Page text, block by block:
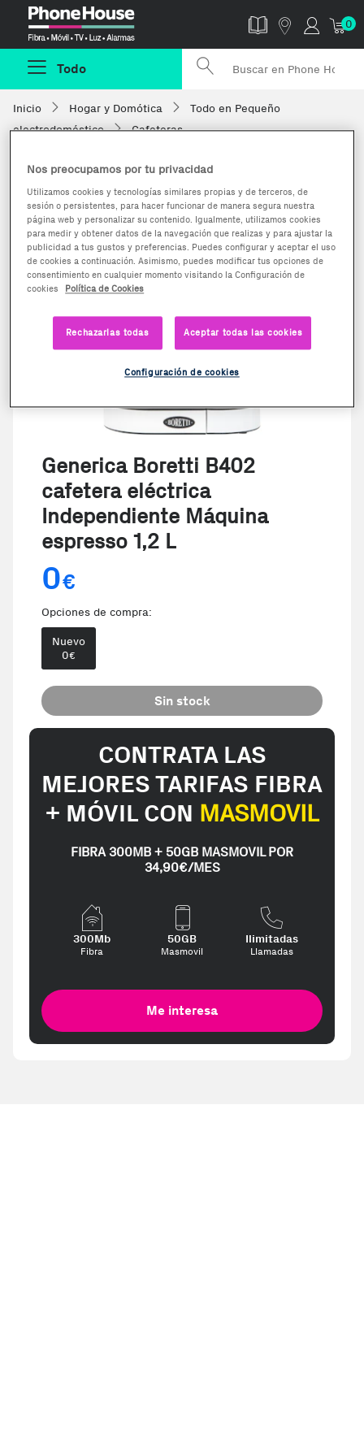
0
Todo
Inicio Hogar y Domótica
Todo en Pequeño
electrodoméstico
Cafeteras
Generica Boretti B402
cafetera eléctrica
Independiente Máquina
espresso 1,2 L
0€
Opciones de compra:
Nuevo
0€
Sin stock
CONTRATA LAS
MEJORES TARIFAS FIBRA
+ MÓVIL CON MASMOVIL
FIBRA 300MB + 50GB MASMOVIL POR
34,90€/MES
300Mb
Fibra
50GB
Masmovil
Ilimitadas
Llamadas
Me interesa
Nos preocupamos por tu privacidad
Utilizamos cookies y tecnologías similares propias y de terceros, de
sesión o persistentes, para hacer funcionar de manera segura nuestra
página web y personalizar su contenido. Igualmente, utilizamos cookies
para medir y obtener datos de la navegación que realizas y para ajustar la
publicidad a tus gustos y preferencias. Puedes configurar y aceptar el uso
de cookies a continuación. Asimismo, puedes modificar tus opciones de
consentimiento en cualquier momento visitando la Configuración de
cookies
Política de Cookies
Rechazarlas todas Aceptar todas las cookies
Configuración de cookies